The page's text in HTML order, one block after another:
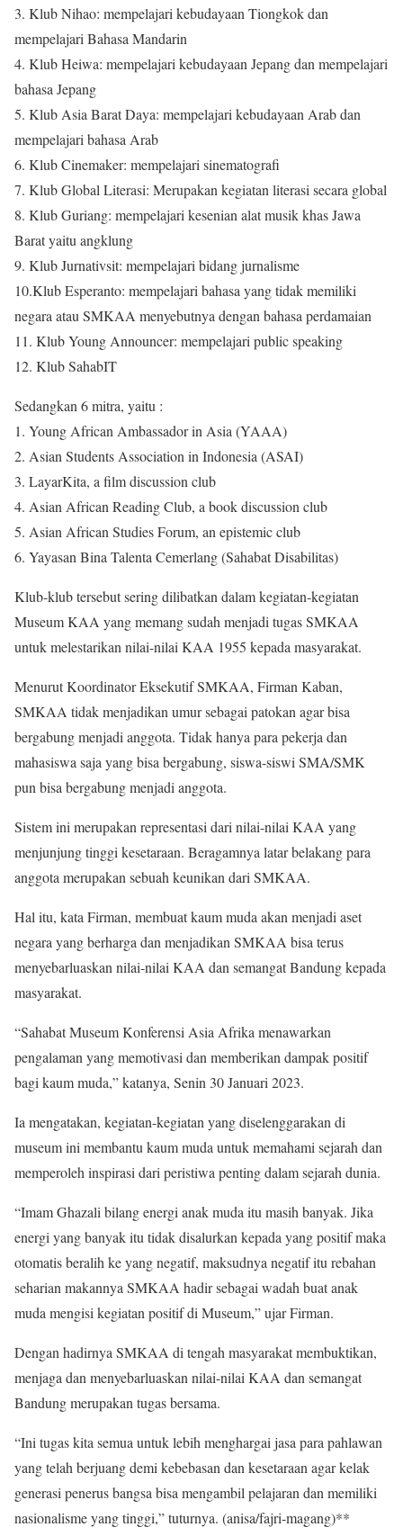
3. Klub Nihao: mempelajari kebudayaan Tiongkok dan
mempelajari Bahasa Mandarin
4. Klub Heiwa: mempelajari kebudayaan Jepang dan mempelajari
bahasa Jepang
5. Klub Asia Barat Daya: mempelajari kebudayaan Arab dan
mempelajari bahasa Arab
6. Klub Cinemaker: mempelajari sinematografi
7. Klub Global Literasi: Merupakan kegiatan literasi secara global
8. Klub Guriang: mempelajari kesenian alat musik khas Jawa
Barat yaitu angklung
9. Klub Jurnativsit: mempelajari bidang jurnalisme
10.Klub Esperanto: mempelajari bahasa yang tidak memiliki
negara atau SMKAA menyebutnya dengan bahasa perdamaian
11. Klub Young Announcer: mempelajari public speaking
12. Klub SahabIT
Sedangkan 6 mitra, yaitu :
1. Young African Ambassador in Asia (YAAA)
2. Asian Students Association in Indonesia (ASAI)
3. LayarKita, a film discussion club
4. Asian African Reading Club, a book discussion club
5. Asian African Studies Forum, an epistemic club
6. Yayasan Bina Talenta Cemerlang (Sahabat Disabilitas)
Klub-klub tersebut sering dilibatkan dalam kegiatan-kegiatan
Museum KAA yang memang sudah menjadi tugas SMKAA
untuk melestarikan nilai-nilai KAA 1955 kepada masyarakat.
Menurut Koordinator Eksekutif SMKAA, Firman Kaban,
SMKAA tidak menjadikan umur sebagai patokan agar bisa
bergabung menjadi anggota. Tidak hanya para pekerja dan
mahasiswa saja yang bisa bergabung, siswa-siswi SMA/SMK
pun bisa bergabung menjadi anggota.
Sistem ini merupakan representasi dari nilai-nilai KAA yang
menjunjung tinggi kesetaraan. Beragamnya latar belakang para
anggota merupakan sebuah keunikan dari SMKAA.
Hal itu, kata Firman, membuat kaum muda akan menjadi aset
negara yang berharga dan menjadikan SMKAA bisa terus
menyebarluaskan nilai-nilai KAA dan semangat Bandung kepada
masyarakat.
“Sahabat Museum Konferensi Asia Afrika menawarkan
pengalaman yang memotivasi dan memberikan dampak positif
bagi kaum muda,” katanya, Senin 30 Januari 2023.
Ia mengatakan, kegiatan-kegiatan yang diselenggarakan di
museum ini membantu kaum muda untuk memahami sejarah dan
memperoleh inspirasi dari peristiwa penting dalam sejarah dunia.
“Imam Ghazali bilang energi anak muda itu masih banyak. Jika
energi yang banyak itu tidak disalurkan kepada yang positif maka
otomatis beralih ke yang negatif, maksudnya negatif itu rebahan
seharian makannya SMKAA hadir sebagai wadah buat anak
muda mengisi kegiatan positif di Museum,” ujar Firman.
Dengan hadirnya SMKAA di tengah masyarakat membuktikan,
menjaga dan menyebarluaskan nilai-nilai KAA dan semangat
Bandung merupakan tugas bersama.
“Ini tugas kita semua untuk lebih menghargai jasa para pahlawan
yang telah berjuang demi kebebasan dan kesetaraan agar kelak
generasi penerus bangsa bisa mengambil pelajaran dan memiliki
nasionalisme yang tinggi,” tuturnya. (anisa/fajri-magang)**